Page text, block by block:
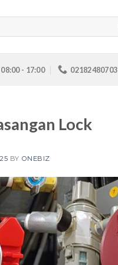
08:00 - 17:00 02182480703
Lock
BY ONEBIZ